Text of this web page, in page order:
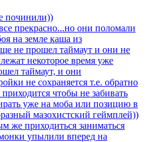
починили))
прекрасно...но они поломали
на земле каша из
не прошел таймаут и они не
некоторое время уже
таймаут, и они
не сохраняется т.е. обратно
чтобы не забивать
уже на моба или позицию в
мазохистский геймплей))
же приходиться заниматься
упылили вперед на